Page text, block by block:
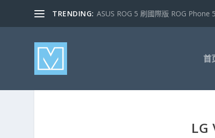
TRENDING: ASUS ROG 5 刷國際版 ROG Phone
首
LG